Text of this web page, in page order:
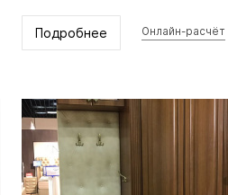
Подробнее Онлайн-расчёт